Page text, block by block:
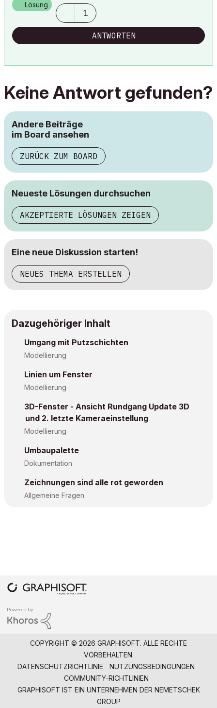
Lösung
1
ANTWORTEN
Keine Antwort gefunden?
Andere Beiträge
im Board ansehen
ZURÜCK ZUM BOARD
Neueste Lösungen durchsuchen
AKZEPTIERTE LÖSUNGEN ZEIGEN
Eine neue Diskussion starten!
NEUES THEMA ERSTELLEN
Dazugehöriger Inhalt
Umgang mit Putzschichten
Modellierung
Linien um Fenster
Modellierung
3D-Fenster - Ansicht Rundgang Update 3D
und 2. letzte Kameraeinstellung
Modellierung
Umbaupalette
Dokumentation
Zeichnungen sind alle rot geworden
Allgemeine Fragen
COPYRIGHT © 2026 GRAPHISOFT. ALLE RECHTE
VORBEHALTEN.
DATENSCHUTZRICHTLINIE
NUTZUNGSBEDINGUNGEN
COMMUNITY-RICHTLINIEN
GRAPHISOFT IST EIN UNTERNEHMEN DER NEMETSCHEK
GROUP